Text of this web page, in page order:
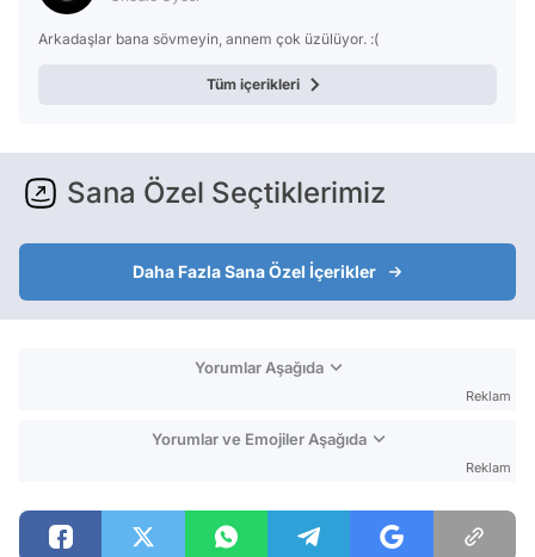
Arkadaşlar bana sövmeyin, annem çok üzülüyor. :(
Tüm içerikleri
Sana Özel Seçtiklerimiz
Daha Fazla Sana Özel İçerikler
Yorumlar Aşağıda
Reklam
Yorumlar ve Emojiler Aşağıda
Reklam